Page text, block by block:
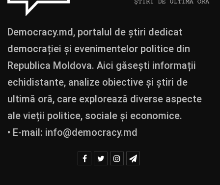
Democracy.md, portalul de știri dedicat
democrației și evenimentelor politice din
Republica Moldova. Aici găsești informații
echidistante, analize obiective și știri de
ultimă oră, care explorează diverse aspecte
ale vieții politice, sociale și economice.
• E-mail: info@democracy.md